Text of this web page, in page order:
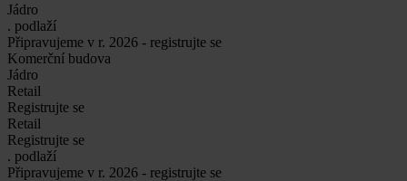
Jádro
. podlaží
Připravujeme v r. 2026 - registrujte se
Komerční budova
Jádro
Retail
Registrujte se
Retail
Registrujte se
. podlaží
Připravujeme v r. 2026 - registrujte se